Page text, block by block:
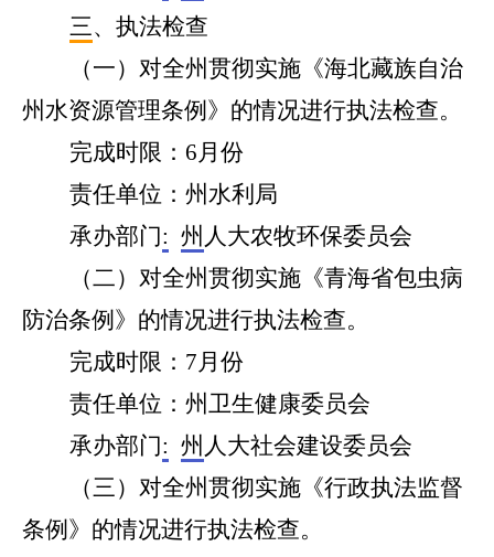
三、执法检查
（一）对全州贯彻实施《海北藏族自治
州水资源管理条例》的情况进行执法检查。
完成时限： 6月份
责任单位：州水利局
承办部门: 州 人大农牧环保委员会
（二）对全州贯彻实施《青海省包虫病
防治条例》的情况进行执法检查。
完成时限： 7月份
责任单位： 州卫生健康委员会
承办部门: 州 人大社会建设委员会
（三）对全州贯彻实施《行政执法监督
条例》的情况进行执法检查。